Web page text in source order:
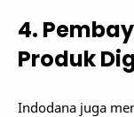
4.
Produk
Indodana juga